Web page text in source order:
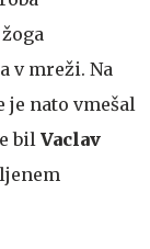
v mreži. Na
je nato vmešal
bil Vaclav